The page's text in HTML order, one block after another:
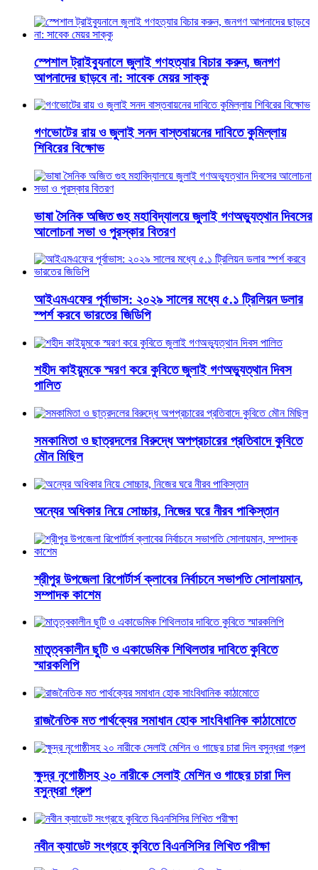
স্পেশাল ট্রাইব্যুনালে জুলাই গণহত্যার বিচার করুন, জনগণ
আপনাদের ছাড়বে না: সাবেক মেয়র সাক্কু
গণভোটের রায় ও জুলাই সনদ বাস্তবায়নের দাবিতে কুমিল্লায়
শিবিরের বিক্ষোভ
ভাষা সৈনিক অজিত গুহ মহাবিদ্যালয়ে জুলাই গণঅভ্যুত্থান দিবসের
আলোচনা সভা ও পুরস্কার বিতরণ
​আইএমএফের পূর্বাভাস: ২০২৯ সালের মধ্যে ৫.১ ট্রিলিয়ন ডলার
স্পর্শ করবে ভারতের জিডিপি
শহীদ কাইয়ুমকে স্মরণ করে কুবিতে জুলাই গণঅভ্যুত্থান দিবস
পালিত
সমকামিতা ও ছাত্রদলের বিরুদ্ধে অপপ্রচারের প্রতিবাদে কুবিতে
মৌন মিছিল
অন্যের অধিকার নিয়ে সোচ্চার, নিজের ঘরে নীরব পাকিস্তান
শ্রীপুর উপজেলা রিপোর্টার্স ক্লাবের নির্বাচনে সভাপতি সোলায়মান,
সম্পাদক কাশেম
মাতৃত্বকালীন ছুটি ও একাডেমিক শিথিলতার দাবিতে কুবিতে
স্মারকলিপি
রাজনৈতিক মত পার্থক্যের সমাধান হোক সাংবিধানিক কাঠামোতে
ক্ষুদ্র নৃগোষ্ঠীসহ ২০ নারীকে সেলাই মেশিন ও গাছের চারা দিল
বসুন্ধরা গ্রুপ
নবীন ক্যাডেট সংগ্রহে কুবিতে বিএনসিসির লিখিত পরীক্ষা